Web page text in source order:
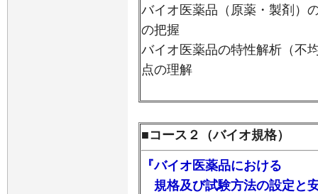
バイオ医薬品（原薬・製剤）
の把握
バイオ医薬品の特性解析（不
点の理解
■コース２（バイオ規格）
『バイオ医薬品における
規格及び試験方法の設定と